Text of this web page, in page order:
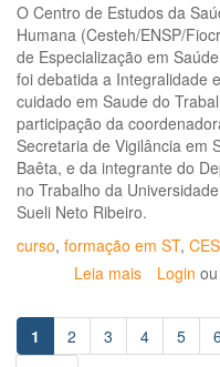
O Centro de Estudos da
Humana (Cesteh/ENSP/
de Especialização em
foi debatida a Integralidade
cuidado em Saude do
participação da
Secretaria de Vigilância em
Baêta, e da integrante do
no Trabalho da
Sueli Neto Ribeiro.
curso, formação em ST,
Leia mais sobre
em
Saúde:
ENSP
Login ou
1 2 3 4 5 6